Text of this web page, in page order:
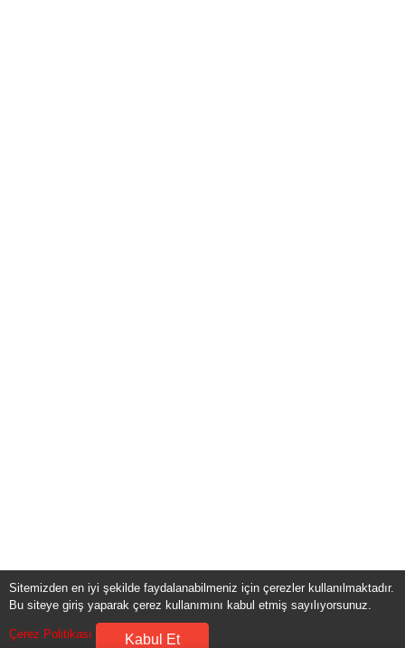
Sitemizden en iyi şekilde faydalanabilmeniz için çerezler kullanılmaktadır.
Bu siteye giriş yaparak çerez kullanımını kabul etmiş sayılıyorsunuz.
Çerez Politikası Kabul Et